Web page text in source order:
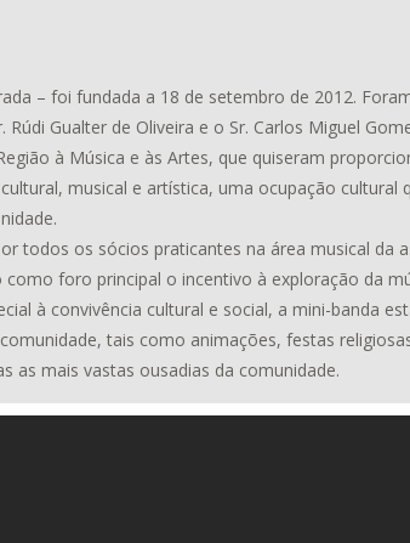
– foi fundada a 18 de setembro de 2012.
Rúdi Gualter de Oliveira e o Sr. Carlos Miguel
à Música e às Artes, que quiseram
musical e artística, uma ocupação cultural
todos os sócios praticantes na área musical da
foro principal o incentivo à exploração da
à convivência cultural e social, a mini-banda
tais como animações, festas
as mais vastas ousadias da comunidade.